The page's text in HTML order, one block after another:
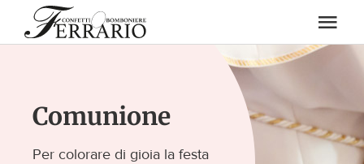
Chi Siamo
Comunione
Per colorare di gioia la festa